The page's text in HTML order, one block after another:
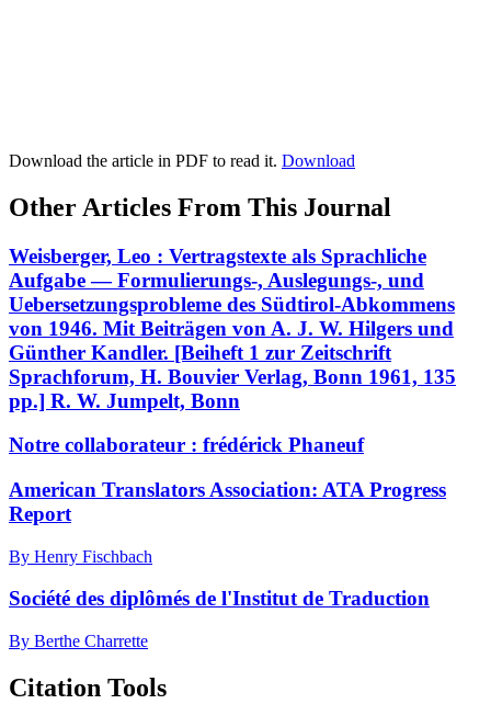
Download the article in PDF to read it. Download
Other Articles From This Journal
Weisberger, Leo : Vertragstexte als Sprachliche
Aufgabe — Formulierungs-, Auslegungs-, und
Uebersetzungsprobleme des Südtirol-Abkommens
von 1946. Mit Beiträgen von A. J. W. Hilgers und
Günther Kandler. [Beiheft 1 zur Zeitschrift
Sprachforum, H. Bouvier Verlag, Bonn 1961, 135
pp.] R. W. Jumpelt, Bonn
Notre collaborateur : frédérick Phaneuf
American Translators Association: ATA Progress
Report
By Henry Fischbach
Société des diplômés de l'Institut de Traduction
By Berthe Charrette
Citation Tools